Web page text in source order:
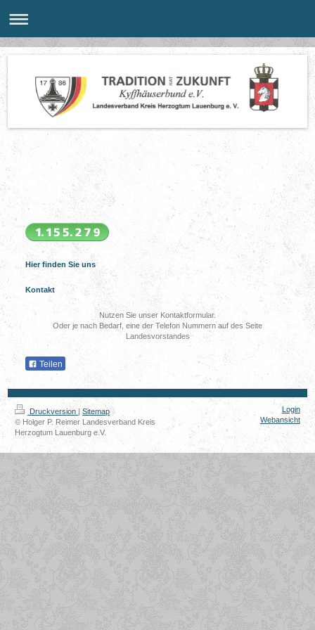
Hier finden Sie uns
Kontakt
Nutzen Sie unser Kontaktformular.
Oder je nach Bedarf, eine der Telefon Nummern auf des Seite
Landesvorstandes
Teilen
Druckversion | Sitemap
© Holger P. Reimer Landesverband Kreis
Herzogtum Lauenburg e.V.
Login
Webansicht